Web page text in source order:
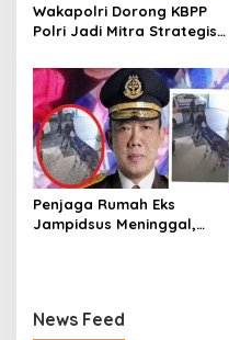
Wakapolri Dorong KBPP
Polri Jadi Mitra Strategis
Penjaga Rumah Eks
Jampidsus Meninggal,
News Feed